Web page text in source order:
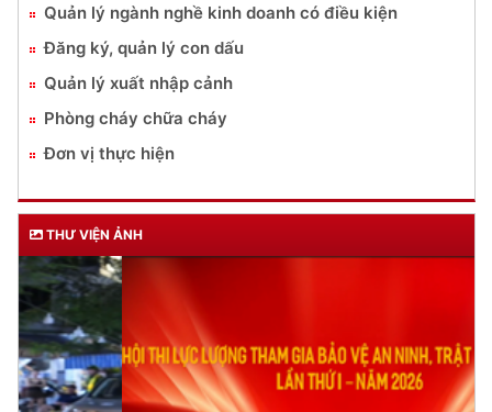
Quản lý ngành nghề kinh doanh có điều kiện
Đăng ký, quản lý con dấu
Quản lý xuất nhập cảnh
Phòng cháy chữa cháy
Đơn vị thực hiện
THƯ VIỆN ẢNH